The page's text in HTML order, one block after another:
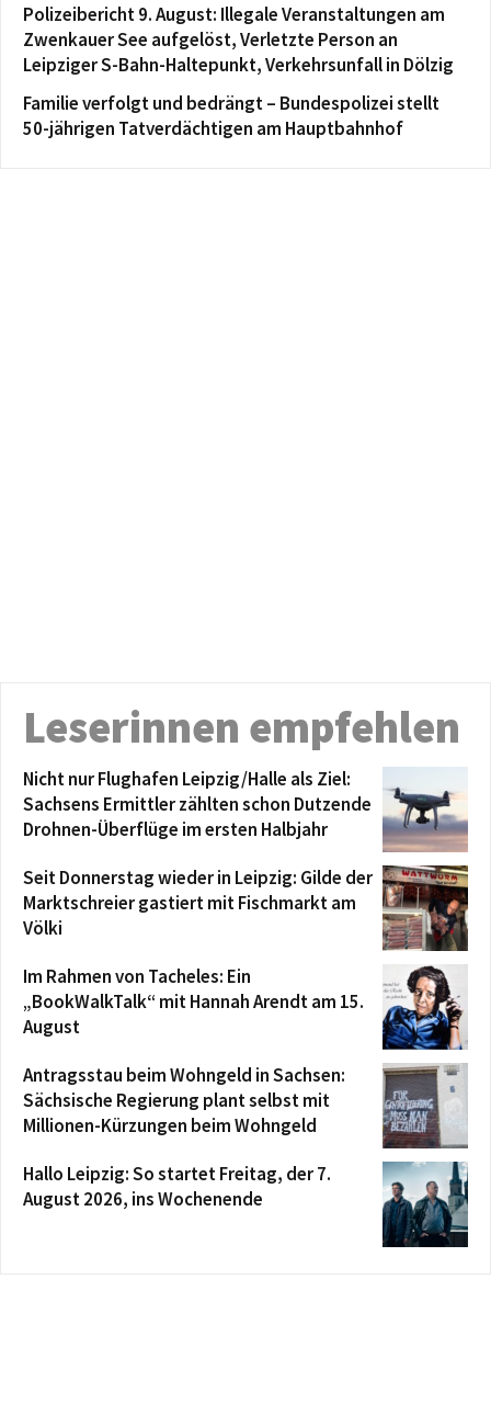
Polizeibericht 9. August: Illegale Veranstaltungen am
Zwenkauer See aufgelöst, Verletzte Person an
Leipziger S-Bahn-Haltepunkt, Verkehrsunfall in Dölzig
Familie verfolgt und bedrängt – Bundespolizei stellt
50-jährigen Tatverdächtigen am Hauptbahnhof
Leserinnen empfehlen
Nicht nur Flughafen Leipzig/Halle als Ziel:
Sachsens Ermittler zählten schon Dutzende
Drohnen-Überflüge im ersten Halbjahr
Seit Donnerstag wieder in Leipzig: Gilde der
Marktschreier gastiert mit Fischmarkt am
Völki
Im Rahmen von Tacheles: Ein
„BookWalkTalk“ mit Hannah Arendt am 15.
August
Antragsstau beim Wohngeld in Sachsen:
Sächsische Regierung plant selbst mit
Millionen-Kürzungen beim Wohngeld
Hallo Leipzig: So startet Freitag, der 7.
August 2026, ins Wochenende